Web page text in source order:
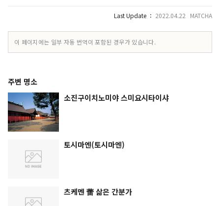
Last Update ： 2022.04.22 MATCHA
이 페이지에는 일부 자동 번역이 포함된 경우가 있습니다.
주변 명소
소진구이치노미야 스미요시타이샤
토시마엔(토시마엔)
츠케멘 蕾 삶은 간분가